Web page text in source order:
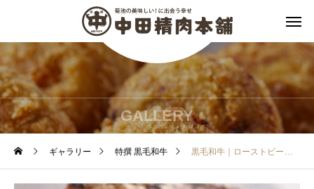
GALLERY
ギャラリー 特撰 黒毛和牛 黒毛和牛｜ローストビーフ